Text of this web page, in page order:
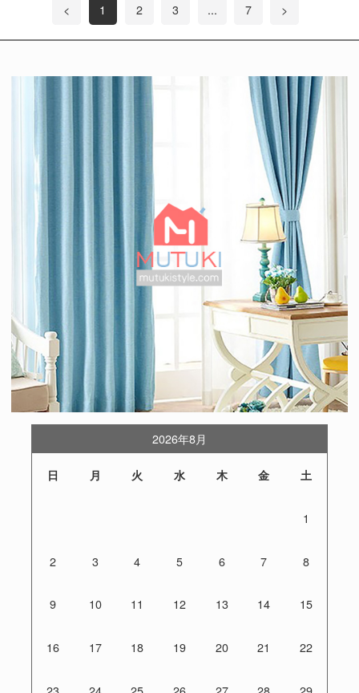
< 1 2 3 ... 7 >
2026年8月
日 月 火 水 木 金 土
1
2 3 4 5 6 7 8
9 10 11 12 13 14 15
16 17 18 19 20 21 22